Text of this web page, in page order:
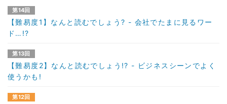
第14回
【難易度1】なんと読むでしょう? - 会社でたまに見るワー
ド…!?
第13回
【難易度2】なんと読むでしょう!? - ビジネスシーンでよく
使うかも!
第12回